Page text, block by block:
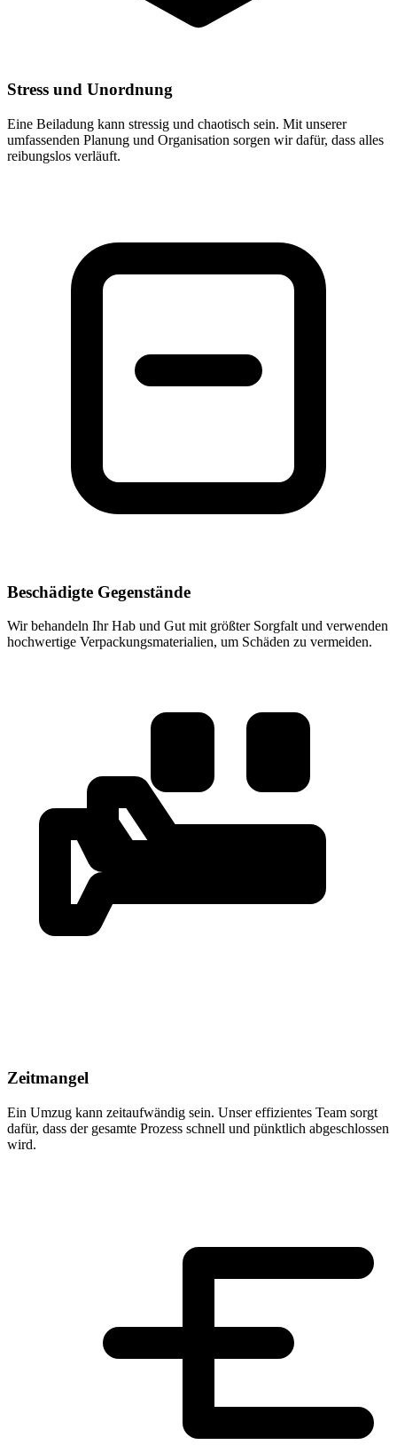
Stress und Unordnung
Eine Beiladung kann stressig und chaotisch sein. Mit unserer
umfassenden Planung und Organisation sorgen wir dafür, dass alles
reibungslos verläuft.
Beschädigte Gegenstände
Wir behandeln Ihr Hab und Gut mit größter Sorgfalt und verwenden
hochwertige Verpackungsmaterialien, um Schäden zu vermeiden.
Zeitmangel
Ein Umzug kann zeitaufwändig sein. Unser effizientes Team sorgt
dafür, dass der gesamte Prozess schnell und pünktlich abgeschlossen
wird.